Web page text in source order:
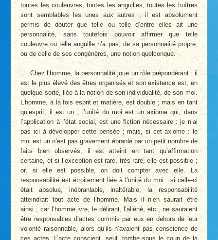
toutes les couleuvres, toutes les anguilles, toutes les huîtres
sont semblables les unes aux autres ; il est absolument
permis de douter que telle ou telle d’entre elles ait une
personnalité, sans toutefois pouvoir affirmer que telle
couleuvre ou telle anguille n’a pas, de sa personnalité propre,
ou de celle de ses congénères, une notion quelconque.
Chez l’homme, la personnalité joue un rôle prépondérant : il
est le plus élevé des êtres organisés et son existence est, en
quelque sorte, liée à la notion de son individualité, de son moi.
L’homme, à la fois esprit et matière, est double ; mais en tant
qu’esprit, il est un ; l’unité du moi est un axiome qui, dans
l’application à l’état social, est une fiction nécessaire : je n’ai
pas ici à développer cette pensée ; mais, si cet axiome : le
moi est un n’est pas gravement ébranlé par un petit nombre de
faits bien observés, il est atteint en tant qu’affirmation
certaine, et si l’exception est rare, très rare, elle est possible ;
or, si elle est possible, on doit compter avec elle. La
responsabilité est étroitement liée à l’unité du moi : si celle-ci
était absolue, inébranlable, inaltérable, la responsabilité
atteindrait tout acte de l’homme. Mais il n’en saurait être
ainsi ; car l’homme ivre, le délirant, l’aliéné, etc., ne sauraient
être responsables d’actes commis par eux en dehors de leur
volonté raisonnable, alors qu’ils n’avaient pas conscience de
ces actes. L’acte conscient, seul, tombe sous le coup de la